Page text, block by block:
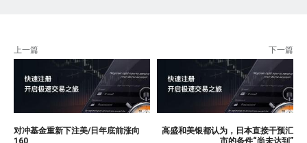
上一篇
对冲基金重新下注美/日年底前涨向
下一篇
高盛和美银都认为，日本直接干预汇